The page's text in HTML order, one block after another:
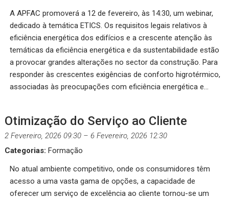
A APFAC promoverá a 12 de fevereiro, às 14:30, um webinar,
dedicado à temática ETICS. Os requisitos legais relativos à
eficiência energética dos edifícios e a crescente atenção às
temáticas da eficiência energética e da sustentabilidade estão
a provocar grandes alterações no sector da construção. Para
responder às crescentes exigências de conforto higrotérmico,
associadas às preocupações com eficiência energética e…
Otimização do Serviço ao Cliente
2 Fevereiro, 2026 09:30 –6 Fevereiro, 2026 12:30
Categorias: Formação
No atual ambiente competitivo, onde os consumidores têm
acesso a uma vasta gama de opções, a capacidade de
oferecer um serviço de excelência ao cliente tornou-se um